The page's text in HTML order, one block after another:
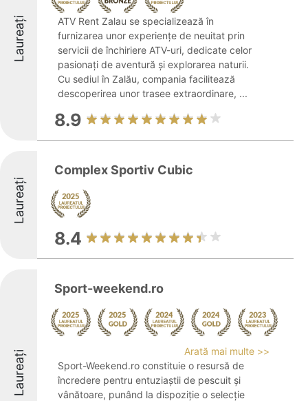
Laureați
ATV Rent Zalau se specializează în
furnizarea unor experiențe de neuitat prin
servicii de închiriere ATV-uri, dedicate celor
pasionați de aventură și explorarea naturii.
Cu sediul în Zalău, compania facilitează
descoperirea unor trasee extraordinare, ...
8.9
Laureați
Complex Sportiv Cubic
8.4
Laureați
Sport-weekend.ro
Arată mai multe >>
Sport-Weekend.ro constituie o resursă de
încredere pentru entuziaștii de pescuit și
vânătoare, punând la dispoziție o selecție